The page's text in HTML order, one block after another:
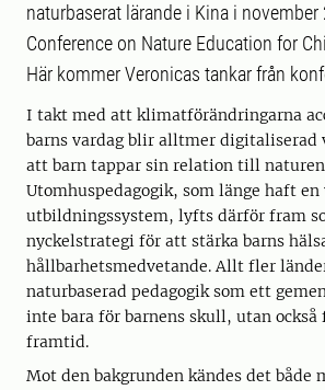
naturbaserat lärande i Kina i november
Conference on Nature Education for
Här kommer Veronicas tankar från
I takt med att klimatförändringarna
barns vardag blir alltmer digitaliserad
att barn tappar sin relation till
Utomhuspedagogik, som länge haft
utbildningssystem, lyfts därför fram
nyckelstrategi för att stärka barns
hållbarhetsmedvetande. Allt fler
naturbaserad pedagogik som ett
inte bara för barnens skull, utan också
framtid.
Mot den bakgrunden kändes det både